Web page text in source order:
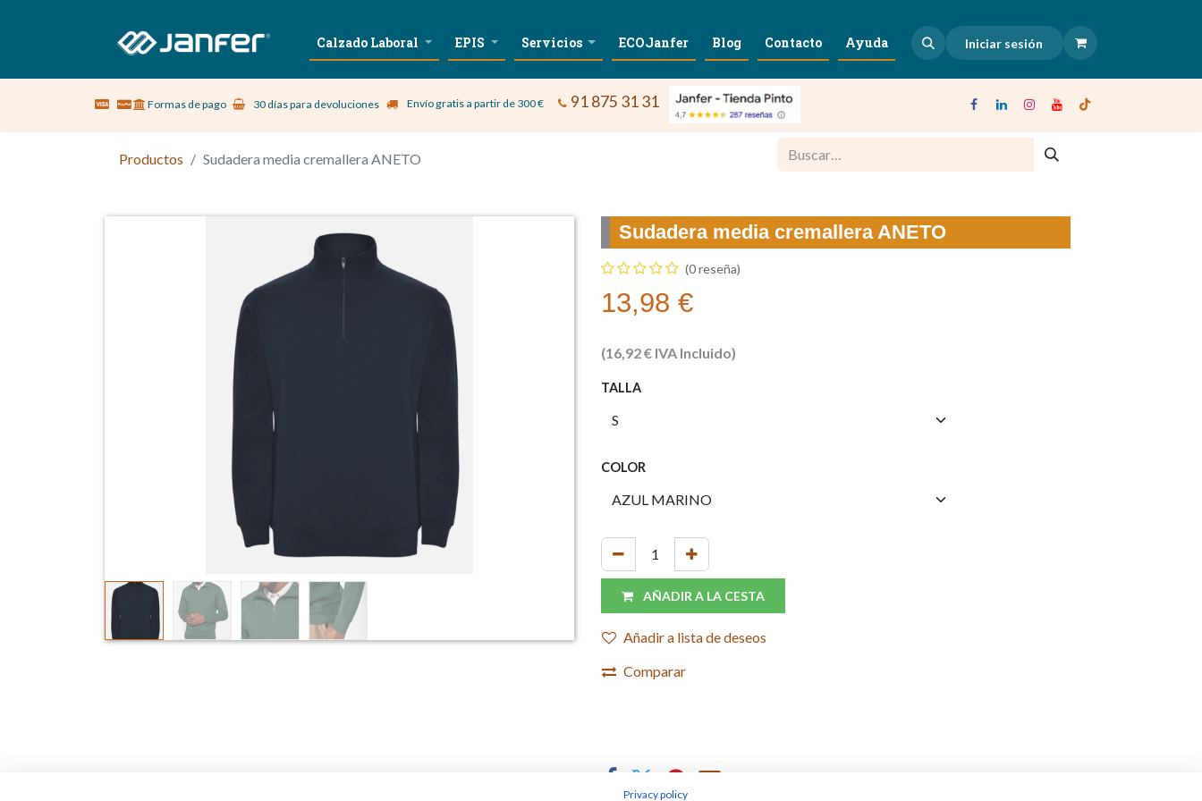
Sobre nosotros Vestuario Laboral Calzado Laboral EPIS Servicios ECOJanfer Blog Contacto Ayuda Iniciar sesión
Formas de pago 30 días para devoluciones Envío gratis a partir de 300 € 91 875 31 31
Productos Sudadera media cremallera ANETO
Sudadera media cremallera ANETO
(0 reseña)
13,98 €
(16,92€ IVA Incluido)
TALLA
COLOR
AÑADIR A LA CESTA
Añadir a lista de deseos
Comparar
Privacy policy